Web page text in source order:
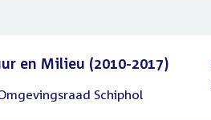
en Milieu (2010-2017)
Schiphol